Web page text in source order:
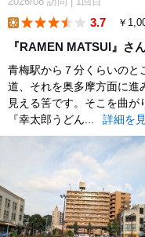
3.7 ￥
『RAMEN MATSUI』さ
青梅駅から７分くらいのと
道、それを奥多摩方面に進
見える筈です。そこを曲
『幸太郎うどん...
詳細を